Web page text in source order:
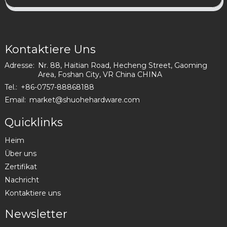
Kontaktiere Uns
Adresse: Nr. 88, Haitian Road, Hecheng Street, Gaoming
Area, Foshan City, VR China CHINA
Tel.: +86-0757-88868188
Email: market@shuohehardware.com
Quicklinks
Heim
Über uns
Zertifikat
Nachricht
Kontaktiere uns
Newsletter